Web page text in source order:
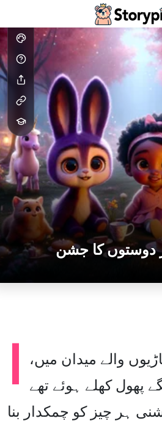
Storypie -
دوستوں کا جشن
ا
والے میدان میں،
پھول کھلے ہوئے تھے
ہر چیز کو چمکدار بنا